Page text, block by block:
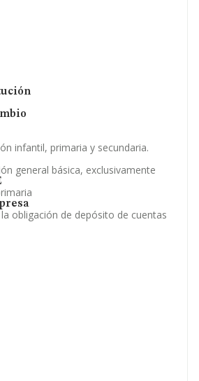
infantil, primaria y secundaria.
general básica, exclusivamente
obligación de depósito de cuentas